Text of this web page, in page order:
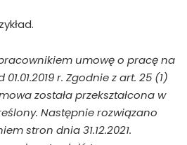
umowę o pracę na
r. Zgodnie z art. 25 (1)
została przekształcona w
Następnie rozwiązano
stron dnia 31.12.2021.